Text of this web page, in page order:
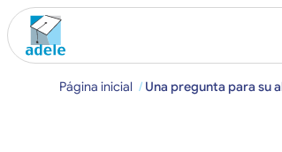
Página inicial Una pregunta para su